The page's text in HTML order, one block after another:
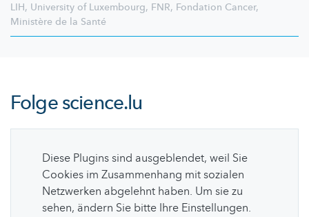
LIH, University of Luxembourg, FNR, Fondation Cancer,
Ministère de la Santé
Folgescience.lu
Diese Plugins sind ausgeblendet, weil Sie
Cookies im Zusammenhang mit sozialen
Netzwerken abgelehnt haben. Um sie zu
sehen, ändern Sie bitte Ihre Einstellungen.